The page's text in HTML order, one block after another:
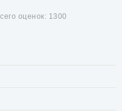
оценок: 1300